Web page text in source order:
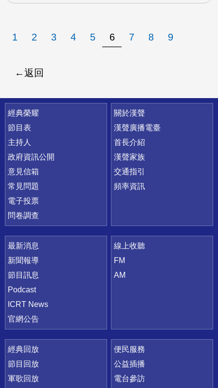
1 2 3 4 5 6 7 8 9
返回
快速連結
經典榮耀
節目表
主持人
政府資訊公開
意見信箱
常見問題
電子投票
問卷調查
關於漢聲
漢聲廣播電臺
首長介紹
漢聲家族
交通指引
頻率資訊
最新消息
新聞報導
節目訊息
Podcast
ICRT News
官網公告
線上收聽
FM
AM
經典回放
節目回放
軍歌回放
便民服務
公益插播
電台參訪